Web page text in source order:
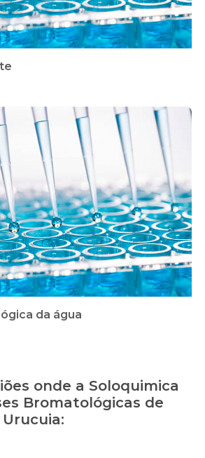
da água
onde a Soloquimica
Bromatológicas de